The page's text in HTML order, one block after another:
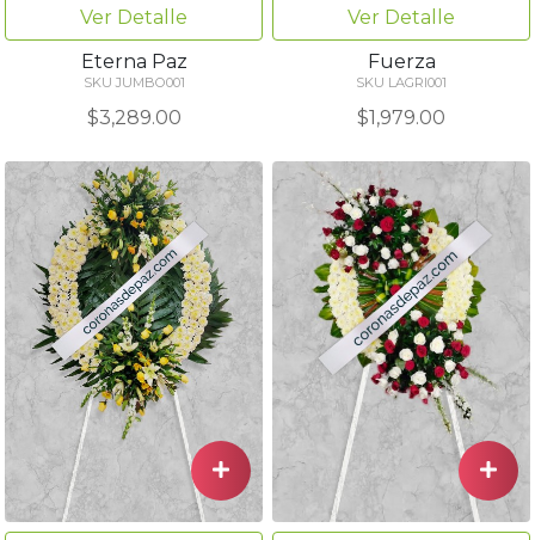
Ver Detalle
Eterna Paz
SKU JUMBO001
$3,289.00
Ver Detalle
Fuerza
SKU LAGRI001
$1,979.00